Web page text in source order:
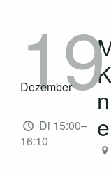
19
Dezember
Di 15:00–
16:10